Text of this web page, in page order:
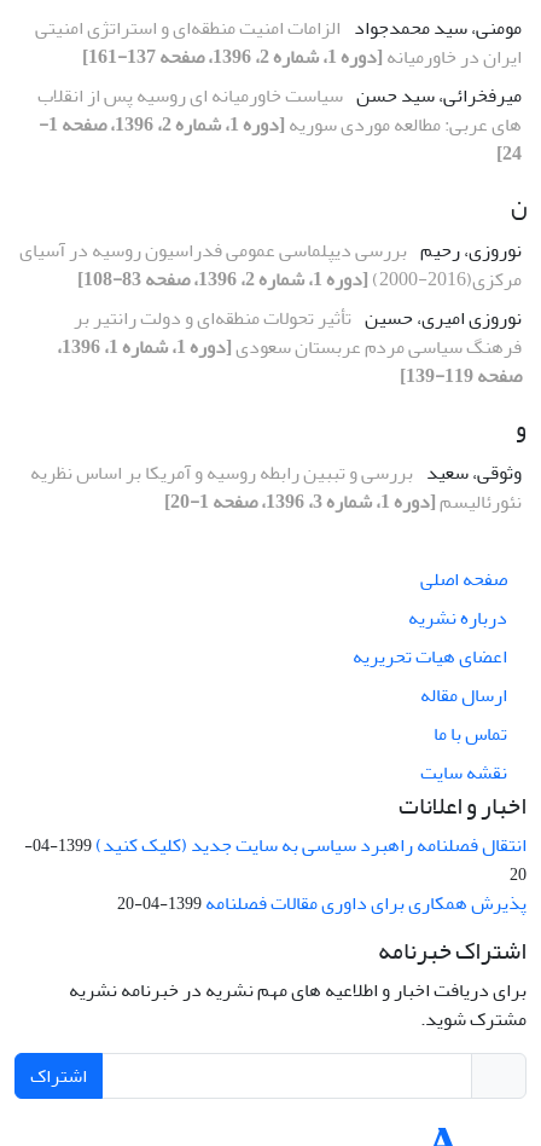
مومنی، سید محمدجواد الزامات امنیت منطقه‌ای و استراتژی امنیتی
ایران در خاورمیانه[دوره 1، شماره 2، 1396، صفحه 137-161]
میرفخرائی، سید حسن سیاست خاورمیانه ای روسیه پس از انقلاب
های عربی: مطالعه موردی سوریه
[دوره 1، شماره 2، 1396، صفحه 1-
24]
ن
نوروزی، رحیم بررسی دیپلماسی ‌عمومی فدراسیون روسیه در آسیای
مرکزی(2016-2000)
[دوره 1، شماره 2، 1396، صفحه 83-108]
نوروزی امیری، حسین تأثیر تحولات منطقه‌ای و دولت رانتیر بر
فرهنگ سیاسی مردم عربستان سعودی
[دوره 1، شماره 1، 1396،
صفحه 119-139]
و
وثوقی، سعید بررسی و تببین رابطه روسیه و آمریکا بر اساس نظریه
نئورئالیسم[دوره 1، شماره 3، 1396، صفحه 1-20]
صفحه اصلی
درباره نشریه
اعضای هیات تحریریه
ارسال مقاله
تماس با ما
نقشه سایت
اخبار و اعلانات
انتقال فصلنامه راهبرد سیاسی به سایت جدید (کلیک کنید)
1399-04-
20
پذیرش همکاری برای داوری مقالات فصلنامه1399-04-20
اشتراک خبرنامه
برای دریافت اخبار و اطلاعیه های مهم نشریه در خبرنامه نشریه
مشترک شوید.
اشتراک